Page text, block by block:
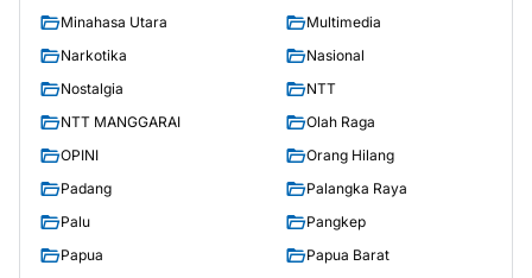
Minahasa Utara
Multimedia
Narkotika
Nasional
Nostalgia
NTT
NTT MANGGARAI
Olah Raga
OPINI
Orang Hilang
Padang
Palangka Raya
Palu
Pangkep
Papua
Papua Barat